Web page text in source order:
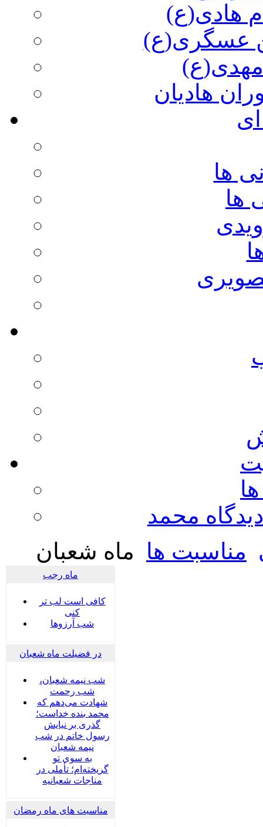
هادی(ع)
عسگری(ع)
هادیان
ها
ها
محمد
مناسبت ها ماه شعبان
ماه رجب
کافی است لب تر
کنی
شب آرزوها
در فضیلت ماه شعبان
شب نیمه شعبان،
شب رحمت
شهادت می‌دهم که
محمد بنده خداست؛
گذری بر نیایش
رسول خاتم در شب
نیمه شعبان
به سوی تو
گریخته‌ام؛ تأملی در
مناجات شعبانیه
مناسبت های ماه رمضان